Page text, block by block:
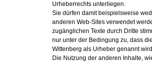
Urheberrechts unterliegen.
Sie dürfen damit beispielsweise
anderen Web-Sites verwendet
zugänglichen Texte durch Dritte
nur unter der Bedingung zu, dass
Wittenberg als Urheber genannt
Die Nutzung der anderen Inhalte,